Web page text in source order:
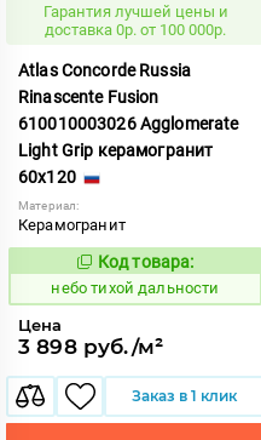
Гарантия лучшей цены и
доставка 0р. от 100 000р.
Atlas Concorde Russia
Rinascente Fusion
610010003026 Agglomerate
Light Grip керамогранит
60x120
Материал:
Керамогранит
1122121
Код товара:
небо тихой дальности
Цена
3 898 руб./м²
Заказ в 1 клик